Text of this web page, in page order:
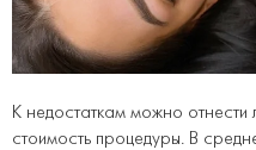
К недостаткам можно
стоимость процедуры. В